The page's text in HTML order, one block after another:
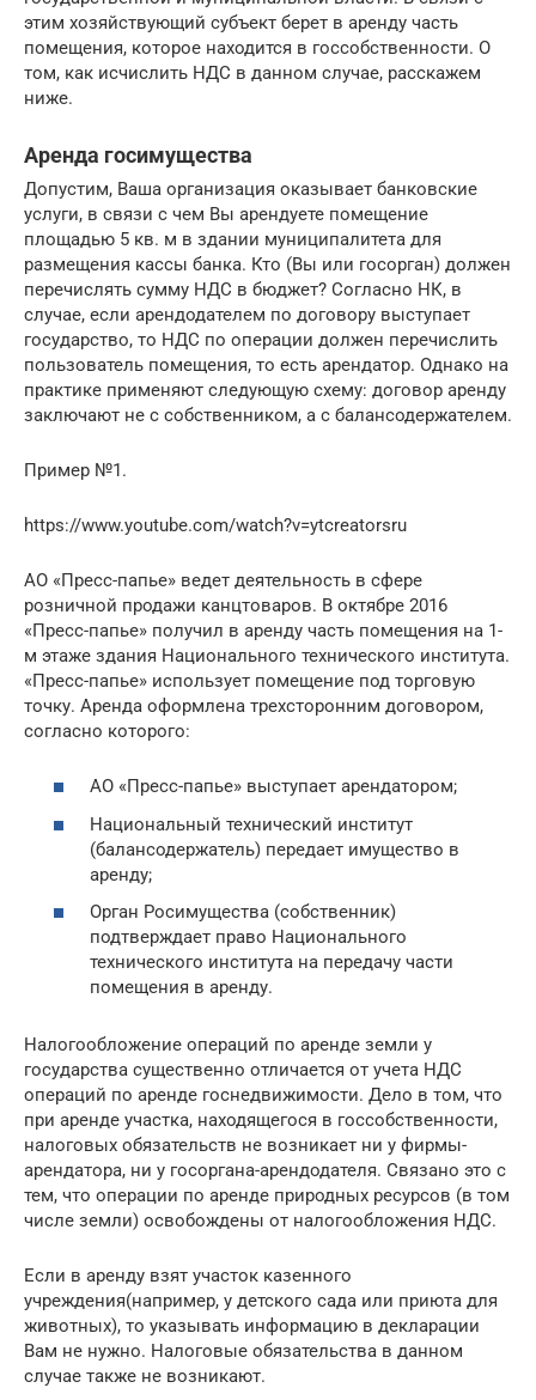
этим хозяйствующий субъект берет в аренду часть
помещения, которое находится в госсобственности. О
том, как исчислить НДС в данном случае, расскажем
ниже.
Аренда госимущества
Допустим, Ваша организация оказывает банковские
услуги, в связи с чем Вы арендуете помещение
площадью 5 кв. м в здании муниципалитета для
размещения кассы банка. Кто (Вы или госорган) должен
перечислять сумму НДС в бюджет? Согласно НК, в
случае, если арендодателем по договору выступает
государство, то НДС по операции должен перечислить
пользователь помещения, то есть арендатор. Однако на
практике применяют следующую схему: договор аренду
заключают не с собственником, а с балансодержателем.
Пример №1.
https://www.youtube.com/watch?v=ytcreatorsru
АО «Пресс-папье» ведет деятельность в сфере
розничной продажи канцтоваров. В октябре 2016
«Пресс-папье» получил в аренду часть помещения на 1-
м этаже здания Национального технического института.
«Пресс-папье» использует помещение под торговую
точку. Аренда оформлена трехсторонним договором,
согласно которого:
АО «Пресс-папье» выступает арендатором;
Национальный технический институт
(балансодержатель) передает имущество в
аренду;
Орган Росимущества (собственник)
подтверждает право Национального
технического института на передачу части
помещения в аренду.
Налогообложение операций по аренде земли у
государства существенно отличается от учета НДС
операций по аренде госнедвижимости. Дело в том, что
при аренде участка, находящегося в госсобственности,
налоговых обязательств не возникает ни у фирмы-
арендатора, ни у госоргана-арендодателя. Связано это с
тем, что операции по аренде природных ресурсов (в том
числе земли) освобождены от налогообложения НДС.
Если в аренду взят участок казенного
учреждения(например, у детского сада или приюта для
животных), то указывать информацию в декларации
Вам не нужно. Налоговые обязательства в данном
случае также не возникают.